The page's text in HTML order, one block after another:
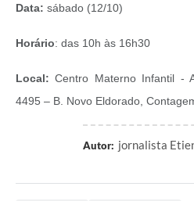
Data: sábado (12/10)
Horário: das 10h às 16h30
Local: Centro Materno Infantil -
4495 – B. Novo Eldorado,
Autor: jornalista